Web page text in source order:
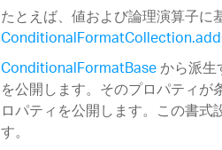
たとえば、値および論理演算子に
ConditionalFormatBaseから派生
を公開します。そのプロパティ
ロパティを公開します。この書
す。